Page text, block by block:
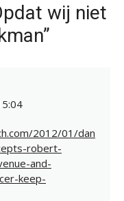
wij niet
2012/01/dan
robert-
and-
keep-